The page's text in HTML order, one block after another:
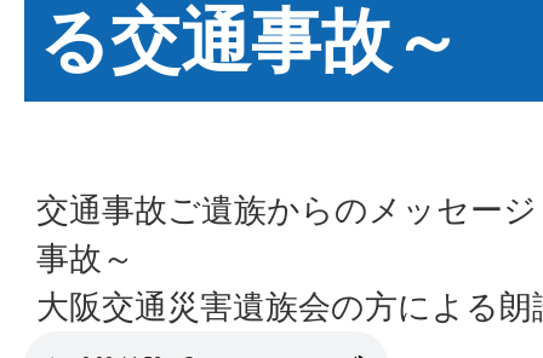
る交通事故～
交通事故ご遺族からのメッセー
事故～
大阪交通災害遺族会の方による